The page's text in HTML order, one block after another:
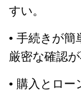
すい。
• 手続きが簡
厳密な確認
• 購入とロー